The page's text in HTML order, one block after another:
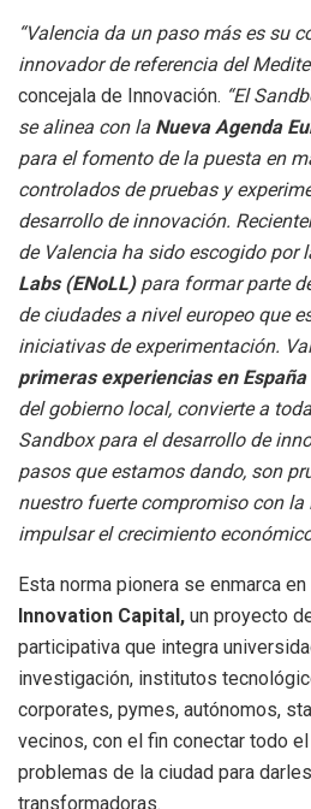
“Valencia da un paso más es su
innovador de referencia del
concejala de Innovación. “El
se alinea con la Nueva Agenda
para el fomento de la puesta en
controlados de pruebas y
desarrollo de innovación.
de Valencia ha sido escogido por
Labs (ENoLL)para formar parte
de ciudades a nivel europeo que
iniciativas de experimentación.
primeras experiencias en España
del gobierno local, convierte a
Sandbox para el desarrollo de
pasos que estamos dando, son
nuestro fuerte compromiso con
impulsar el crecimiento
Esta norma pionera se enmarca
Innovation Capital, un proyecto
participativa que integra
investigación, institutos
corporates, pymes, autónomos,
vecinos, con el fin conectar todo
problemas de la ciudad para
transformadoras.